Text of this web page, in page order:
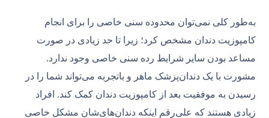
به‌طور کلی نمی‌توان محدوده سنی خاصی را برای انجام
کامپوزیت دندان مشخص کرد؛ زیرا تا حد زیادی در صورت
مساعد بودن سایر شرایط رده سنی خاصی وجود ندارد.
مشورت با یک دندان‌پزشک ماهر و باتجربه می‌تواند شما را در
رسیدن به موفقیت بعد از کامپوزیت دندان کمک کند. افراد
زیادی هستند که علی‌رقم اینکه دندان‌های‌شان مشکل خاصی